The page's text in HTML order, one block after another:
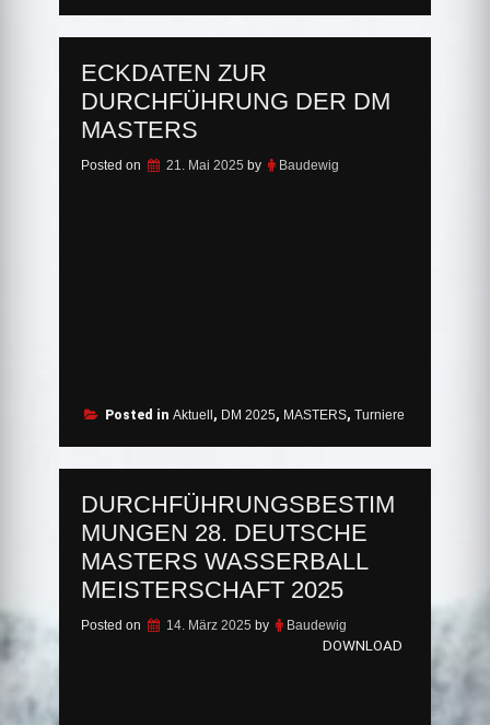
ECKDATEN ZUR
DURCHFÜHRUNG DER DM
MASTERS
Posted on 21. Mai 2025 by Baudewig
Posted in Aktuell , DM 2025, MASTERS, Turniere
DURCHFÜHRUNGSBESTIM
MUNGEN 28. DEUTSCHE
MASTERS WASSERBALL
MEISTERSCHAFT 2025
Posted on 14. März 2025 by Baudewig
DOWNLOAD